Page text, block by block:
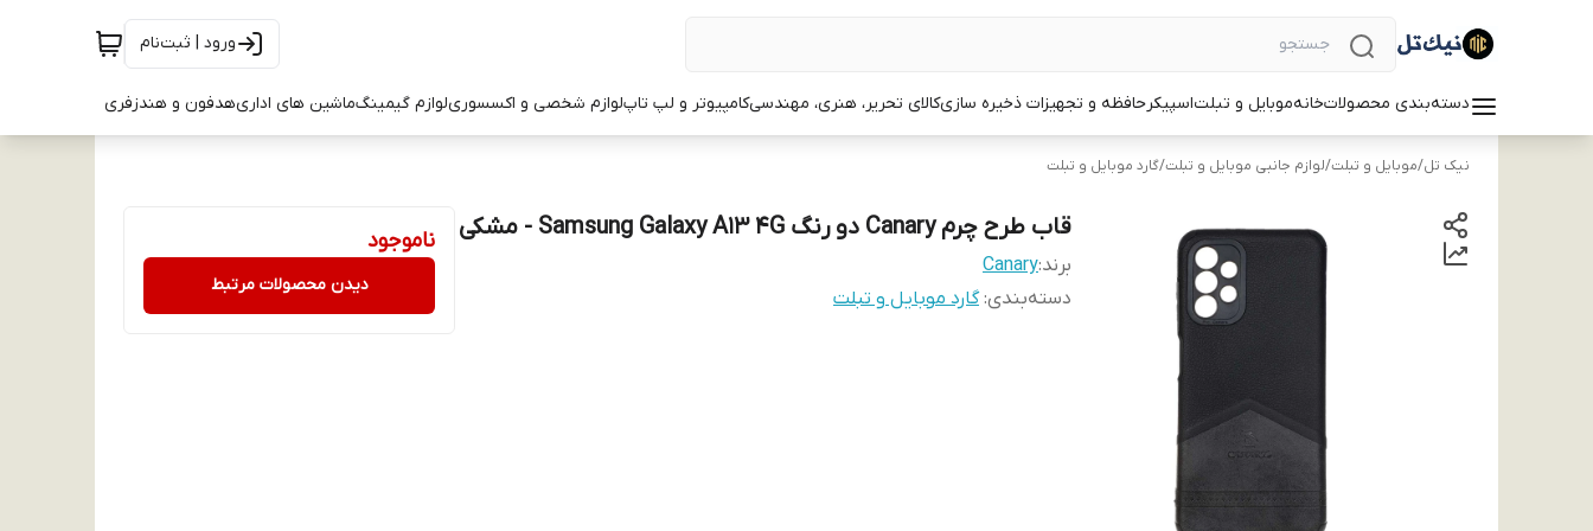
ورود | ثبت‌نام
دسته‌بندی محصولاتخانهموبایل و تبلتاسپیکرحافظه و تجهیزات ذخیره سازیکالای تحریر، هنری، مهندسیکامپیوتر و لپ تاپلوازم شخصی و اکسسوریلوازم گیمینگماشین های اداریهدفون و هندزفری
نیک تل/موبایل و تبلت/لوازم جانبی موبایل و تبلت/گارد موبایل و تبلت
قاب طرح چرم Canary دو رنگ Samsung Galaxy A13 4G - مشکی
برند:Canary
دسته‌بندی:گارد موبایل و تبلت
ناموجود
دیدن محصولات مرتبط